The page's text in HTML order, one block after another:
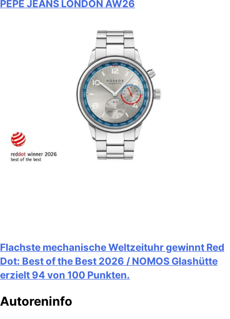
PEPE JEANS LONDON AW26
Flachste mechanische Weltzeituhr gewinnt Red
Dot: Best of the Best 2026 / NOMOS Glashütte
erzielt 94 von 100 Punkten.
Autoreninfo